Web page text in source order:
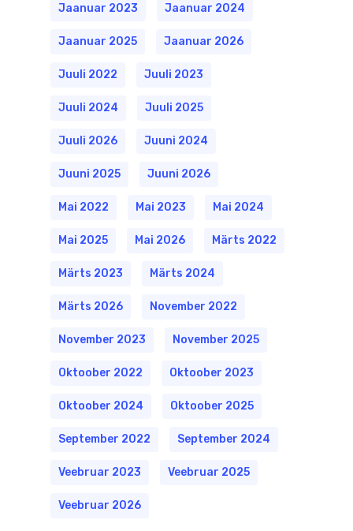
Jaanuar 2023 Jaanuar 2024
Jaanuar 2025 Jaanuar 2026
Juuli 2022 Juuli 2023
Juuli 2024 Juuli 2025
Juuli 2026 Juuni 2024
Juuni 2025 Juuni 2026
Mai 2022 Mai 2023 Mai 2024
Mai 2025 Mai 2026 Märts 2022
Märts 2023 Märts 2024
Märts 2026 November 2022
November 2023 November 2025
Oktoober 2022 Oktoober 2023
Oktoober 2024 Oktoober 2025
September 2022 September 2024
Veebruar 2023 Veebruar 2025
Veebruar 2026